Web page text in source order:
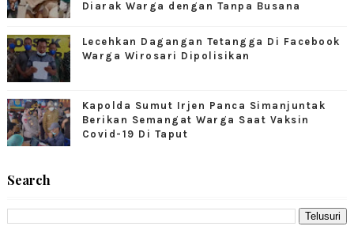
Diarak Warga dengan Tanpa Busana
Lecehkan Dagangan Tetangga Di Facebook
Warga Wirosari Dipolisikan
Kapolda Sumut Irjen Panca Simanjuntak
Berikan Semangat Warga Saat Vaksin
Covid-19 Di Taput
Search